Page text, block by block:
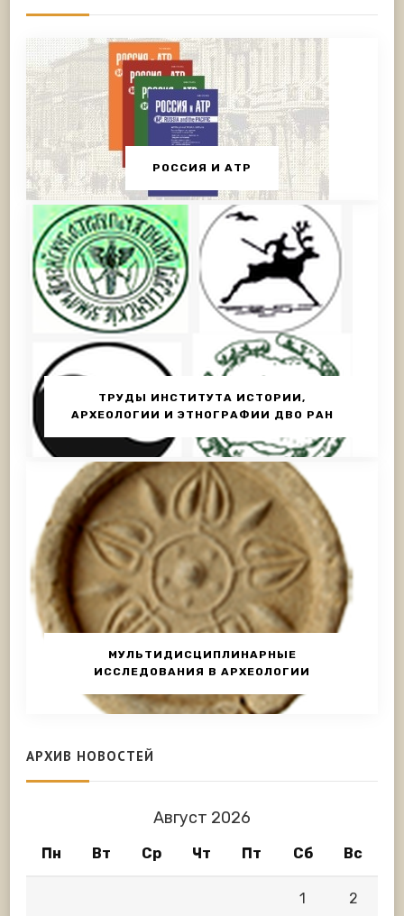
РОССИЯ И АТР
ТРУДЫ ИНСТИТУТА ИСТОРИИ,
АРХЕОЛОГИИ И ЭТНОГРАФИИ ДВО РАН
МУЛЬТИДИСЦИПЛИНАРНЫЕ
ИССЛЕДОВАНИЯ В АРХЕОЛОГИИ
АРХИВ НОВОСТЕЙ
Август 2026
Пн Вт Ср Чт Пт Сб Вс
1 2